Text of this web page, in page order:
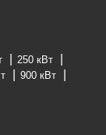
250 кВт
900 кВт